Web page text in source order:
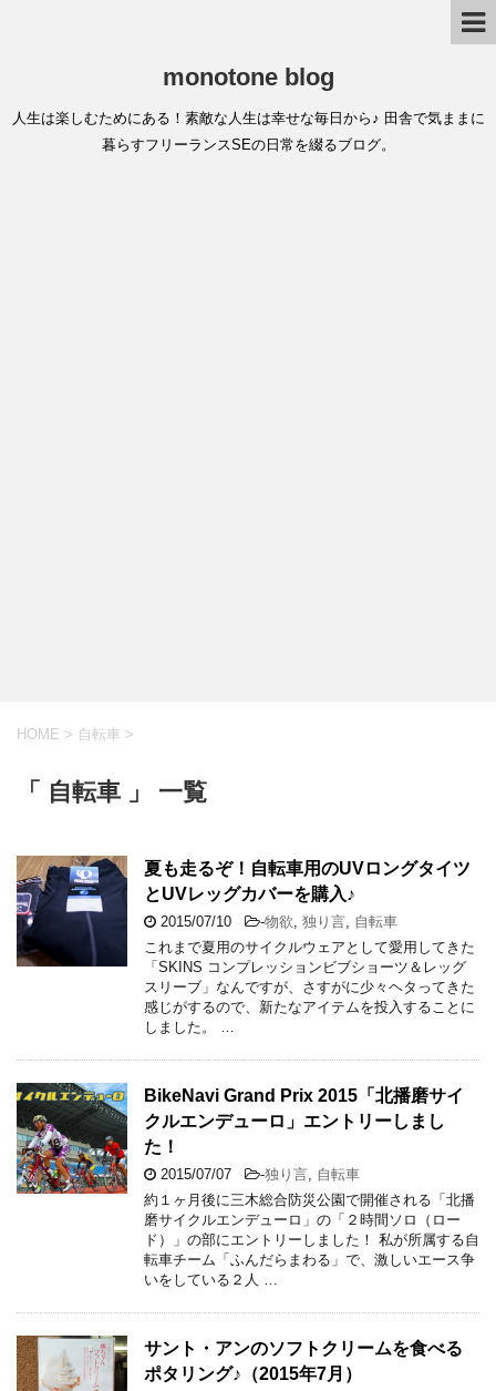
monotone blog
人生は楽しむためにある！素敵な人生は幸せな毎日から♪ 田舎で気ままに
暮らすフリーランスSEの日常を綴るブログ。
HOME > 自転車 >
「 自転車 」 一覧
夏も走るぞ！自転車用のUVロングタイツ
とUVレッグカバーを購入♪
2015/07/10 -物欲 独り言 自転車
これまで夏用のサイクルウェアとして愛用してきた
「SKINS コンプレッションビブショーツ＆レッグ
スリーブ」なんですが、さすがに少々ヘタってきた
感じがするので、新たなアイテムを投入することに
しました。 …
BikeNavi Grand Prix 2015「北播磨サイ
クルエンデューロ」エントリーしまし
た！
2015/07/07 -独り言 自転車
約１ヶ月後に三木総合防災公園で開催される「北播
磨サイクルエンデューロ」の「２時間ソロ（ロー
ド）」の部にエントリーしました！ 私が所属する自
転車チーム「ふんだらまわる」で、激しいエース争
いをしている２人 …
サント・アンのソフトクリームを食べる
ポタリング♪（2015年7月）